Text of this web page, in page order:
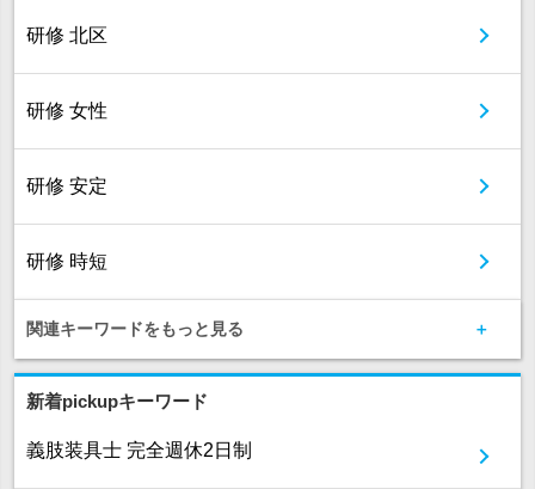
研修 北区
研修 女性
研修 安定
研修 時短
関連キーワードをもっと見る
新着pickupキーワード
義肢装具士 完全週休2日制